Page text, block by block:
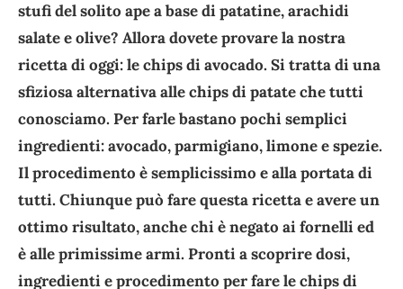
stufi del solito ape a base di patatine, arachidi
salate e olive? Allora dovete provare la nostra
ricetta di oggi: le chips di avocado. Si tratta di una
sfiziosa alternativa alle chips di patate che tutti
conosciamo. Per farle bastano pochi semplici
ingredienti: avocado, parmigiano, limone e spezie.
Il procedimento è semplicissimo e alla portata di
tutti. Chiunque può fare questa ricetta e avere un
ottimo risultato, anche chi è negato ai fornelli ed
è alle primissime armi. Pronti a scoprire dosi,
ingredienti e procedimento per fare le chips di